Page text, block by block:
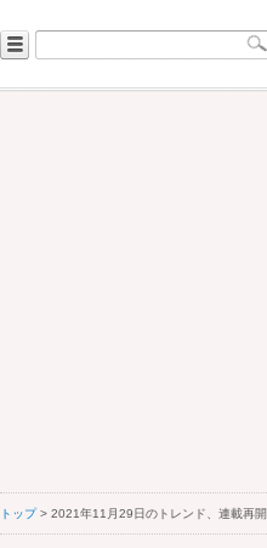
トップ> 2021年11月29日のトレンド、連載再開